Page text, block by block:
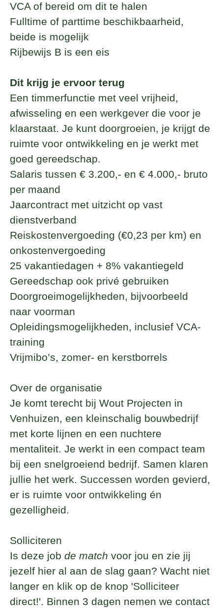
VCA of bereid om dit te halen
Fulltime of parttime beschikbaarheid,
beide is mogelijk
Rijbewijs B is een eis
Dit krijg je ervoor terug
Een timmerfunctie met veel vrijheid,
afwisseling en een werkgever die voor je
klaarstaat. Je kunt doorgroeien, je krijgt de
ruimte voor ontwikkeling en je werkt met
goed gereedschap.
Salaris tussen € 3.200,- en € 4.000,- bruto
per maand
Jaarcontract met uitzicht op vast
dienstverband
Reiskostenvergoeding (€0,23 per km) en
onkostenvergoeding
25 vakantiedagen + 8% vakantiegeld
Gereedschap ook privé gebruiken
Doorgroeimogelijkheden, bijvoorbeeld
naar voorman
Opleidingsmogelijkheden, inclusief VCA-
training
Vrijmibo’s, zomer- en kerstborrels
Over de organisatie
Je komt terecht bij Wout Projecten in
Venhuizen, een kleinschalig bouwbedrijf
met korte lijnen en een nuchtere
mentaliteit. Je werkt in een compact team
bij een snelgroeiend bedrijf. Samen klaren
jullie het werk. Successen worden gevierd,
er is ruimte voor ontwikkeling én
gezelligheid.
Solliciteren
Is deze job de match voor jou en zie jij
jezelf hier al aan de slag gaan? Wacht niet
langer en klik op de knop 'Solliciteer
direct!'. Binnen 3 dagen nemen we contact